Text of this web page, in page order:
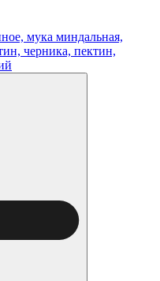
мука миндальная,
черника, пектин,